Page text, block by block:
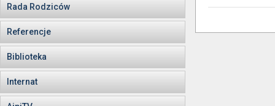
Rada Rodziców
Referencje
Biblioteka
Internat